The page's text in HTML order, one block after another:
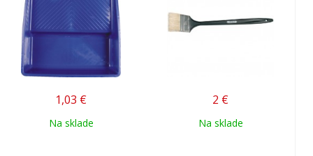
1,03 €
Na sklade
2 €
Na sklade